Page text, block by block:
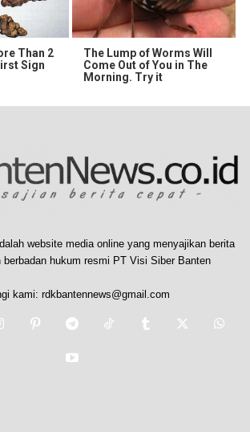
Than 2
Sign
The Lump of Worms Will
Come Out of You in The
Morning. Try it
website media online yang menyajikan berita
berbadan hukum resmi PT Visi Siber Banten
kami: rdkbantennews@gmail.com